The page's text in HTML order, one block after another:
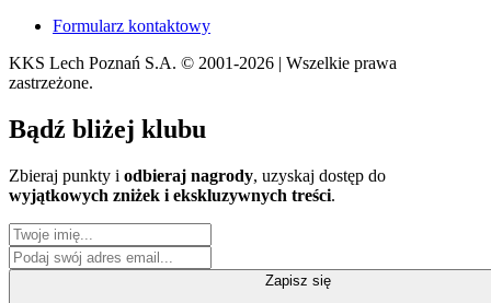
Formularz kontaktowy
KKS Lech Poznań S.A. © 2001-2026 | Wszelkie prawa
zastrzeżone.
Bądź bliżej klubu
Zbieraj punkty i odbieraj nagrody, uzyskaj dostęp do
wyjątkowych zniżek i ekskluzywnych treści.
Zapisz się